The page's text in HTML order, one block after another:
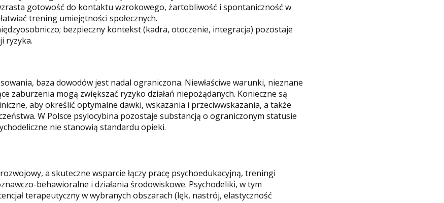
gotowość do kontaktu wzrokowego, żartobliwość i spontaniczność w
trening umiejętności społecznych.
bezpieczny kontekst (kadra, otoczenie, integracja) pozostaje
ryzyka.
baza dowodów jest nadal ograniczona. Niewłaściwe warunki, nieznane
zaburzenia mogą zwiększać ryzyko działań niepożądanych. Konieczne są
aby określić optymalne dawki, wskazania i przeciwwskazania, a także
W Polsce psylocybina pozostaje substancją o ograniczonym statusie
nie stanowią standardu opieki.
a skuteczne wsparcie łączy pracę psychoedukacyjną, treningi
behawioralne i działania środowiskowe. Psychodeliki, w tym
terapeutyczny w wybranych obszarach (lęk, nastrój, elastyczność